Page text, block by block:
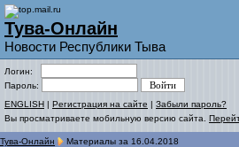
Тува-Онлайн
Новости Республики Тыва
Логин:
Пароль:
ENGLISH | Регистрация на сайте | Забыли пароль?
Вы просматриваете мобильную версию сайта.
Тува-Онлайн Материалы за 16.04.2018